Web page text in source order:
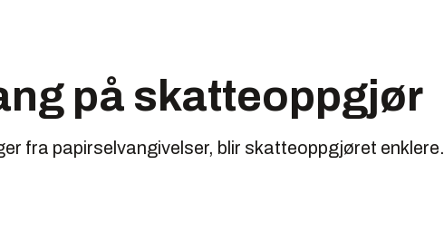
på skatteoppgjør
fra papirselvangivelser, blir skatteoppgjøret enklere.